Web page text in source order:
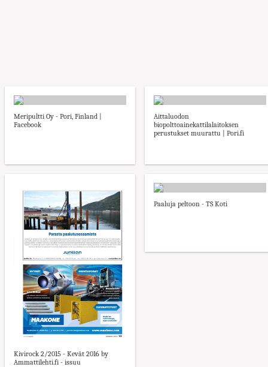
Meripultti Oy - Pori, Finland |
Facebook
Aittaluodon
biopolttoainekattilalaitoksen
perustukset muurattu | Pori.fi
Kivirock 2/2015 - Kevät 2016 by
Ammattilehti.fi - issuu
Paaluja peltoon - TS Koti